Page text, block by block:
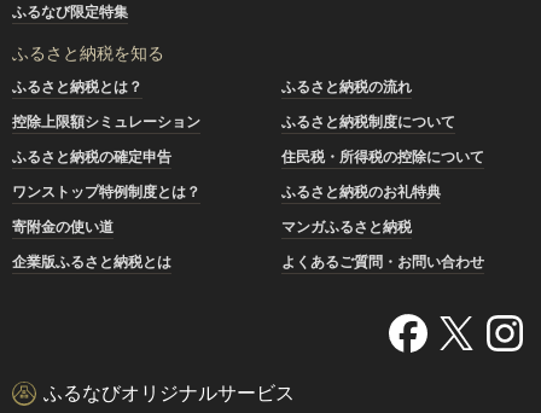
ふるなび限定特集
ふるさと納税を知る
ふるさと納税とは？
ふるさと納税の流れ
控除上限額シミュレーション
ふるさと納税制度について
ふるさと納税の確定申告
住民税・所得税の控除について
ワンストップ特例制度とは？
ふるさと納税のお礼特典
寄附金の使い道
マンガふるさと納税
企業版ふるさと納税とは
よくあるご質問・お問い合わせ
ふるなびオリジナルサービス